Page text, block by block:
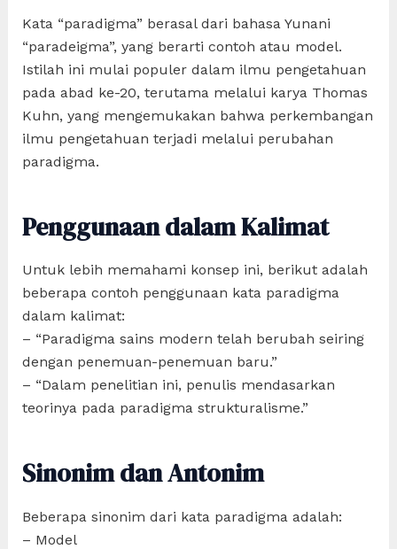
Kata “paradigma” berasal dari bahasa Yunani
“paradeigma”, yang berarti contoh atau model.
Istilah ini mulai populer dalam ilmu pengetahuan
pada abad ke-20, terutama melalui karya Thomas
Kuhn, yang mengemukakan bahwa perkembangan
ilmu pengetahuan terjadi melalui perubahan
paradigma.
Penggunaan dalam Kalimat
Untuk lebih memahami konsep ini, berikut adalah
beberapa contoh penggunaan kata paradigma
dalam kalimat:
– “Paradigma sains modern telah berubah seiring
dengan penemuan-penemuan baru.”
– “Dalam penelitian ini, penulis mendasarkan
teorinya pada paradigma strukturalisme.”
Sinonim dan Antonim
Beberapa sinonim dari kata paradigma adalah:
– Model